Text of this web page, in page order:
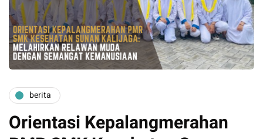
berita
Orientasi Kepalangmerahan